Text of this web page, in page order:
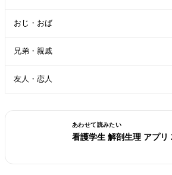
おじ・おば
兄弟・親戚
友人・恋人
あわせて読みたい
看護学生 解剖生理 アプリ